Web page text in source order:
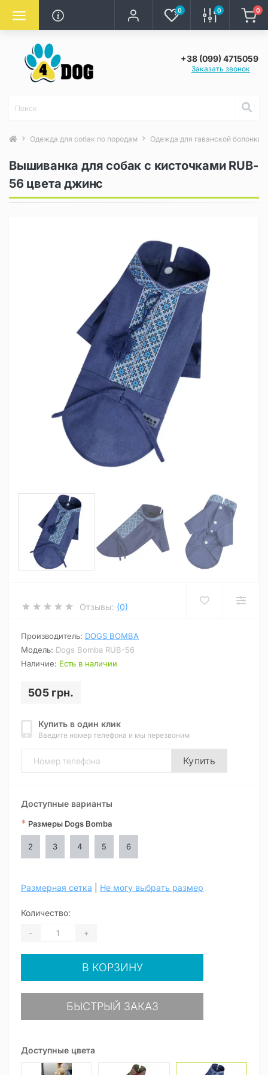
0 0 0
+38 (099) 4715059
Заказать звонок
Одежда для собак по породам Одежда для гаванской болонки
Вышиванка для собак с кисточками RUB-
56 цвета джинс
Отзывы: (0)
Производитель: DOGS BOMBA
Модель: Dogs Bomba RUB-56
Наличие: Есть в наличии
505 грн.
Купить в один клик
Введите номер телефона и мы перезвоним
Купить
Доступные цвета
Доступные варианты
* Размеры Dogs Bomba
2 3 4 5 6
Размерная сетка Не могу выбрать размер
Количество:
- +
В КОРЗИНУ
БЫСТРЫЙ ЗАКАЗ